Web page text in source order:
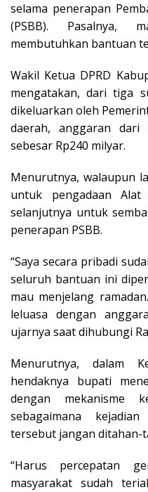
selama penerapan
(PSBB). Pasalnya,
membutuhkan bantuan
Wakil Ketua DPRD
mengatakan, dari tiga
dikeluarkan oleh
daerah, anggaran dari
sebesar Rp240 milyar.
Menurutnya, walaupun
untuk pengadaan
selanjutnya untuk
penerapan PSBB.
“Saya secara pribadi
seluruh bantuan ini
mau menjelang
leluasa dengan
ujarnya saat dihubungi
Menurutnya, dalam
hendaknya bupati
dengan mekanisme
sebagaimana
tersebut jangan ditahan-
“Harus percepatan
masyarakat sudah